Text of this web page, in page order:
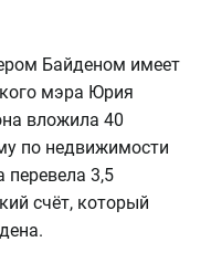
Байденом имеет
мэра Юрия
вложила 40
по недвижимости
перевела 3,5
счёт, который